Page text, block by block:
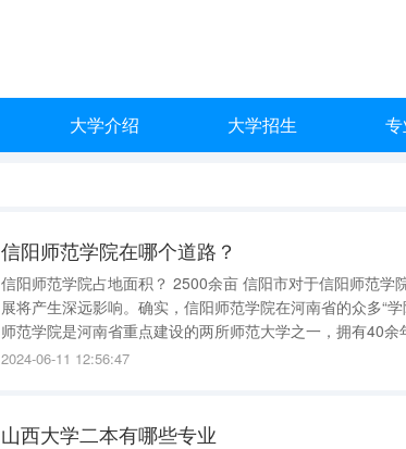
大学介绍 大学招生
信阳师范学院在哪个道路？
信阳师范学院占地面积？ 2500余亩 信阳市对于信阳师范学院“更名”事宜的明确支持，对于学校发
展将产生深远影响。确实，信阳师范学院在河南省的众多“学院
师范学院是河南省重点建设的两所师范大学之一，拥有40
验，现有全日制在校生23876人，其中研究生1690人（占比
2024-06-11 12:56:47
山西大学二本有哪些专业